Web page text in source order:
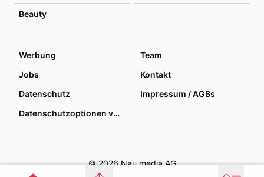
Beauty
Werbung
Team
Jobs
Kontakt
Datenschutz
Impressum / AGBs
Datenschutzoptionen verwalten
© 2026 Nau media AG